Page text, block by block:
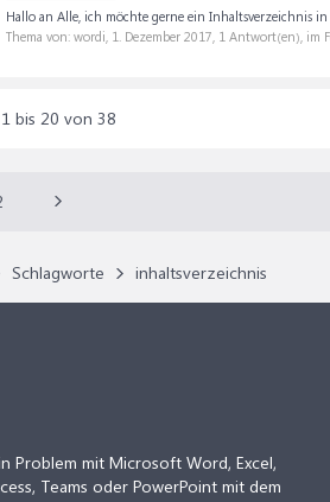
Hallo an Alle, ich möchte gerne ein Inhaltsverzeichnis
Thema von: wordi, 1. Dezember 2017, 1 Antwort(en), im
bis 20 von 38
Schlagworte inhaltsverzeichnis
Problem mit Microsoft Word, Excel,
Teams oder PowerPoint mit dem